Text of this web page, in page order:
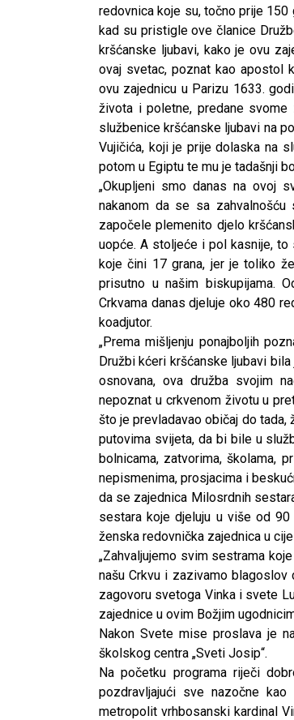
redovnica koje su, točno prije
kad su pristigle ove članice
kršćanske ljubavi, kako je ovu
ovaj svetac, poznat kao apostol
ovu zajednicu u Parizu 1633.
života i poletne, predane
službenice kršćanske ljubavi na
Vujičića, koji je prije dolaska na
potom u Egiptu te mu je tadašnji
„Okupljeni smo danas na ovoj
nakanom da se sa
započele plemenito djelo
uopće. A stoljeće i pol kasnije,
koje čini 17 grana, jer je toliko
prisutno u našim biskupijama.
Crkvama danas djeluje oko 480
koadjutor.
„Prema mišljenju ponajboljih
Družbi kćeri kršćanske ljubavi
osnovana, ova družba svojim
nepoznat u crkvenom životu u
što je prevladavao običaj do
putovima svijeta, da bi bile u
bolnicama, zatvorima, školama,
nepismenima, prosjacima i
da se zajednica Milosrdnih
sestara koje djeluju u više od
ženska redovnička zajednica u
„Zahvaljujemo svim sestrama
našu Crkvu i zazivamo
zagovoru svetoga Vinka i svete
zajednice u ovim Božjim
Nakon Svete mise proslava je
školskog centra „Sveti Josip“.
Na početku programa riječi
pozdravljajući sve nazočne
metropolit vrhbosanski kardinal
CNAK
Kad se nasilje pretvara u